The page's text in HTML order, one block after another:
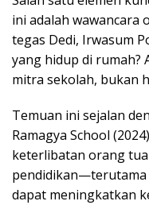
ini adalah wawancara
tegas Dedi, Irwasum
yang hidup di rumah?
mitra sekolah, bukan
Temuan ini sejalan
Ramagya School
keterlibatan orang
dapat meningkatkan